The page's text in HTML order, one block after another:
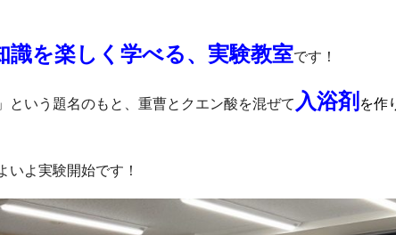
識を楽しく学べる、実験教室です！
という題名のもと、重曹とクエン酸を混ぜて 入浴剤 を作
いよ実験開始です！